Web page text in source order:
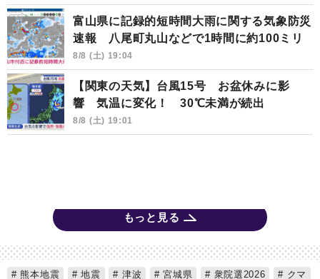
富山県に記録的短時間大雨に関する気象防災
速報 八尾町丸山などで1時間に約100ミリ
8/8 (土) 19:04
【関東の天気】台風15号 お盆休みに影
響 気温に変化！ 30℃未満が続出
8/8 (土) 19:01
もっと見る
熊本地震 地震 津波 宮城県 衆院選2026
クマ